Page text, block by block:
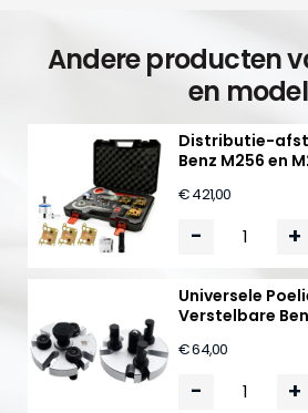
Andere producten
en model
Distributie-
Benz M256 en
€ 421,00
- +
Universele
Verstelbare
€ 64,00
- +